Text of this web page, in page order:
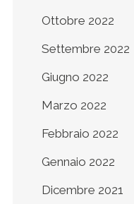
Ottobre 2022
Settembre 2022
Giugno 2022
Marzo 2022
Febbraio 2022
Gennaio 2022
Dicembre 2021